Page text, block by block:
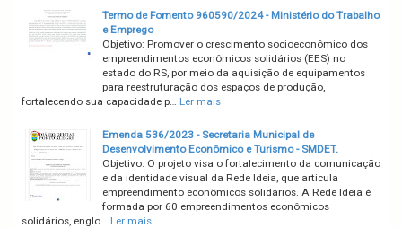
Termo de Fomento 960590/2024 - Ministério do Trabalho
e Emprego
Objetivo: Promover o crescimento socioeconômico dos
empreendimentos econômicos solidários (EES) no
estado do RS, por meio da aquisição de equipamentos
para reestruturação dos espaços de produção,
fortalecendo sua capacidade p…
Ler mais
Emenda 536/2023 - Secretaria Municipal de
Desenvolvimento Econômico e Turismo - SMDET.
Objetivo: O projeto visa o fortalecimento da comunicação
e da identidade visual da Rede Ideia, que articula
empreendimento econômicos solidários. A Rede Ideia é
formada por 60 empreendimentos econômicos
solidários, englo…
Ler mais